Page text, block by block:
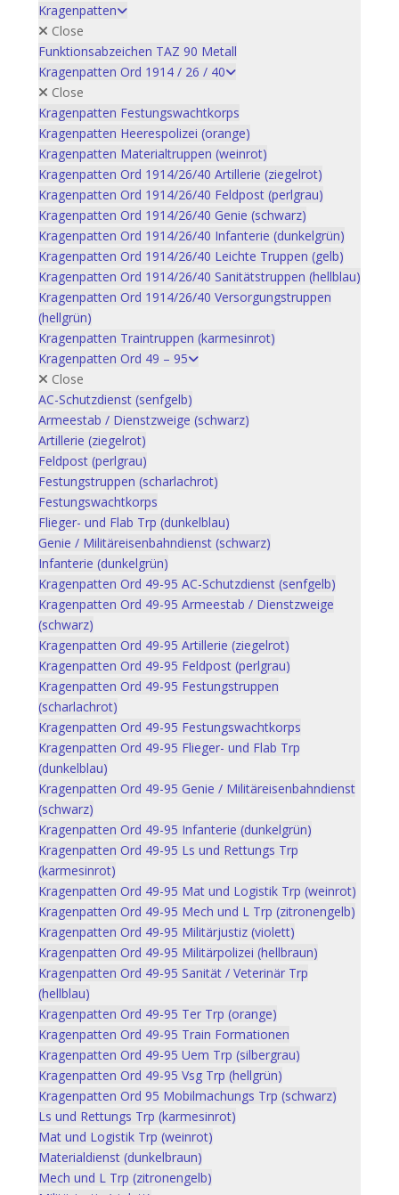
Kragenpatten
Close
Funktionsabzeichen TAZ 90 Metall
Kragenpatten Ord 1914 / 26 / 40
Close
Kragenpatten Festungswachtkorps
Kragenpatten Heerespolizei (orange)
Kragenpatten Materialtruppen (weinrot)
Kragenpatten Ord 1914/26/40 Artillerie (ziegelrot)
Kragenpatten Ord 1914/26/40 Feldpost (perlgrau)
Kragenpatten Ord 1914/26/40 Genie (schwarz)
Kragenpatten Ord 1914/26/40 Infanterie (dunkelgrün)
Kragenpatten Ord 1914/26/40 Leichte Truppen (gelb)
Kragenpatten Ord 1914/26/40 Sanitätstruppen (hellblau)
Kragenpatten Ord 1914/26/40 Versorgungstruppen
(hellgrün)
Kragenpatten Traintruppen (karmesinrot)
Kragenpatten Ord 49 – 95
Close
AC-Schutzdienst (senfgelb)
Armeestab / Dienstzweige (schwarz)
Artillerie (ziegelrot)
Feldpost (perlgrau)
Festungstruppen (scharlachrot)
Festungswachtkorps
Flieger- und Flab Trp (dunkelblau)
Genie / Militäreisenbahndienst (schwarz)
Infanterie (dunkelgrün)
Kragenpatten Ord 49-95 AC-Schutzdienst (senfgelb)
Kragenpatten Ord 49-95 Armeestab / Dienstzweige
(schwarz)
Kragenpatten Ord 49-95 Artillerie (ziegelrot)
Kragenpatten Ord 49-95 Feldpost (perlgrau)
Kragenpatten Ord 49-95 Festungstruppen
(scharlachrot)
Kragenpatten Ord 49-95 Festungswachtkorps
Kragenpatten Ord 49-95 Flieger- und Flab Trp
(dunkelblau)
Kragenpatten Ord 49-95 Genie / Militäreisenbahndienst
(schwarz)
Kragenpatten Ord 49-95 Infanterie (dunkelgrün)
Kragenpatten Ord 49-95 Ls und Rettungs Trp
(karmesinrot)
Kragenpatten Ord 49-95 Mat und Logistik Trp (weinrot)
Kragenpatten Ord 49-95 Mech und L Trp (zitronengelb)
Kragenpatten Ord 49-95 Militärjustiz (violett)
Kragenpatten Ord 49-95 Militärpolizei (hellbraun)
Kragenpatten Ord 49-95 Sanität / Veterinär Trp
(hellblau)
Kragenpatten Ord 49-95 Ter Trp (orange)
Kragenpatten Ord 49-95 Train Formationen
Kragenpatten Ord 49-95 Uem Trp (silbergrau)
Kragenpatten Ord 49-95 Vsg Trp (hellgrün)
Kragenpatten Ord 95 Mobilmachungs Trp (schwarz)
Ls und Rettungs Trp (karmesinrot)
Mat und Logistik Trp (weinrot)
Materialdienst (dunkelbraun)
Mech und L Trp (zitronengelb)